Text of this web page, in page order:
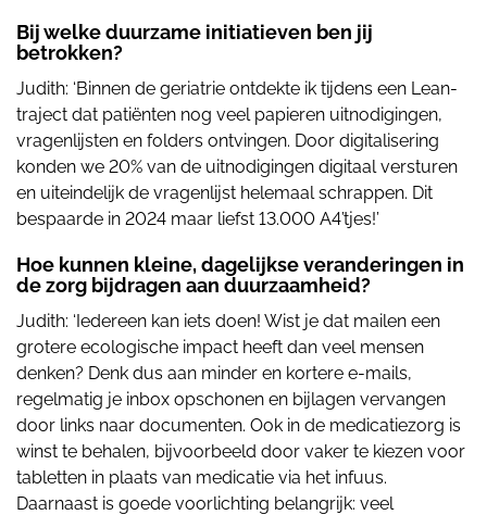
Bij welke duurzame initiatieven ben jij
betrokken?
Judith: ‘Binnen de geriatrie ontdekte ik tijdens een Lean-
traject dat patiënten nog veel papieren uitnodigingen,
vragenlijsten en folders ontvingen. Door digitalisering
konden we 20% van de uitnodigingen digitaal versturen
en uiteindelijk de vragenlijst helemaal schrappen. Dit
bespaarde in 2024 maar liefst 13.000 A4’tjes!’
Hoe kunnen kleine, dagelijkse veranderingen in
de zorg bijdragen aan duurzaamheid?
Judith: ‘Iedereen kan iets doen! Wist je dat mailen een
grotere ecologische impact heeft dan veel mensen
denken? Denk dus aan minder en kortere e-mails,
regelmatig je inbox opschonen en bijlagen vervangen
door links naar documenten. Ook in de medicatiezorg is
winst te behalen, bijvoorbeeld door vaker te kiezen voor
tabletten in plaats van medicatie via het infuus.
Daarnaast is goede voorlichting belangrijk: veel